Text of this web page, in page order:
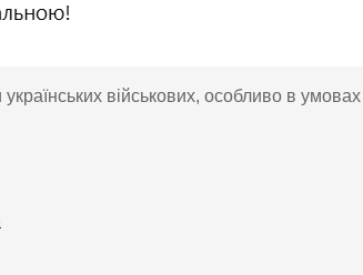
військових, особливо в умовах